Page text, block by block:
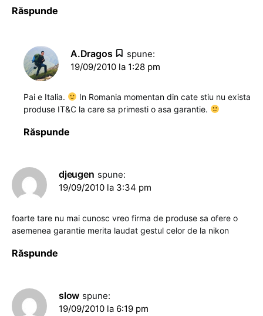
Răspunde
A.Dragos
spune:
19/09/2010 la 1:28 pm
Pai e Italia.
In Romania momentan din cate stiu nu exista
produse IT&C la care sa primesti o asa garantie.
Răspunde
djeugen spune:
19/09/2010 la 3:34 pm
foarte tare nu mai cunosc vreo firma de produse sa ofere o
asemenea garantie merita laudat gestul celor de la nikon
Răspunde
slow spune:
19/09/2010 la 6:19 pm